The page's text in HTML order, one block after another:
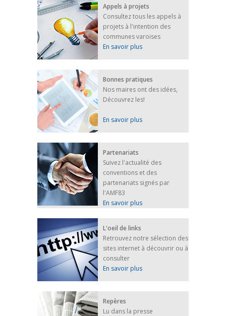
Afin d’accompagner au mieux les réfugiés
ukrainiens arrivés en France,...
FEUILLETER
Appels à projets
Consultez tous les appels à
projets à l'intention des
communes varoises
En savoir plus
Bonnes pratiques
Nos maires ont des idées,
Découvrez les!
En savoir plus
Partenariats
Suivez l'actualité des
conventions et des
partenariats signés par
l'AMF83
En savoir plus
L'oeil de links
Retrouvez notre sélection des
sites internet à découvrir ou à
consulter
En savoir plus
Repères
Lu dans la presse